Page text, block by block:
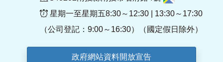
星期一至星期五8:30～12:30 | 13:30～17:30
（公司登記：9:00～16:30）（國定假日除外）
政府網站資料開放宣告